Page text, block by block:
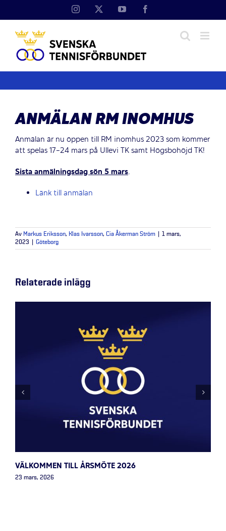
Instagram YouTube
ANMÄLAN RM INOMHUS
Anmälan är nu öppen till RM inomhus 2023 som kommer
att spelas 17-24 mars på Ullevi TK samt Högsbohöjd TK!
Sista anmälningsdag sön 5 mars.
Länk till anmälan
Av Markus Eriksson, Klas Ivarsson, Cia Åkerman Ström
1 mars,
2023
Göteborg
Relaterade inlägg
VÄLKOMMEN TILL ÅRSMÖTE 2026
23 mars, 2026